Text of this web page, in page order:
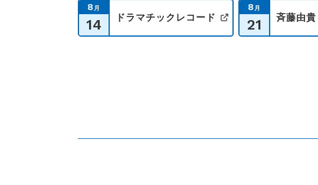
8 月
14
ドラマチックレコード
公式サイト
8 月
21
斉藤由貴